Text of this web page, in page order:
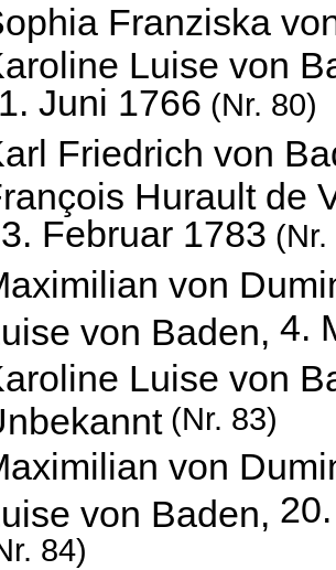
Franziska
Luise von
Juni 1766 (Nr. 80)
Friedrich von
Hurault de
Februar 1783 (Nr.
von
von Baden, 4.
Luise von
(Nr. 83)
von
von Baden,
84)